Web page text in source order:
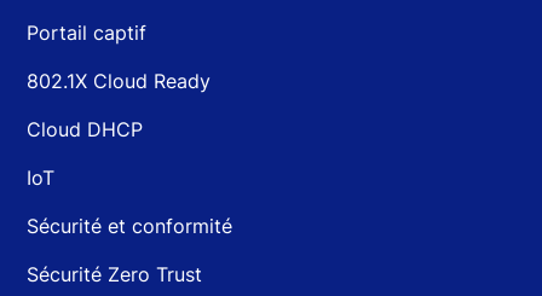
Portail captif
802.1X Cloud Ready
Cloud DHCP
IoT
Sécurité et conformité
Sécurité Zero Trust